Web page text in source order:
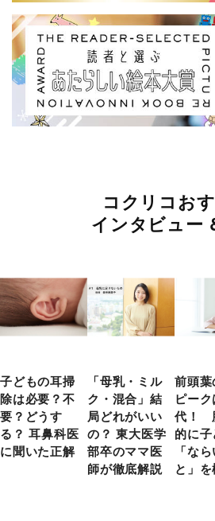
コクリコお
インタビュー
子どもの耳掃
除は必要？不
要？どうす
る？ 耳鼻科医
に聞いた正解
「母乳・ミル
ク・混合」結
局どれがいい
の？ 東大医学
部卒のママ医
師が徹底解説
前頭
ピー
代！
的に
「な
と」